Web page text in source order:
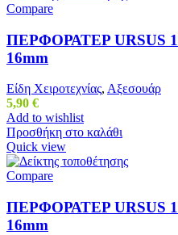
Compare
ΠΕΡΦΟΡΑΤΕΡ URSUS
16mm
Είδη Χειροτεχνίας, Αξεσουάρ
5,90 €
Add to wishlist
Προσθήκη στο καλάθι
Quick view
Compare
ΠΕΡΦΟΡΑΤΕΡ URSUS
16mm